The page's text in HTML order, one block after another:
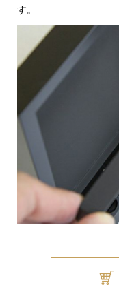
す。